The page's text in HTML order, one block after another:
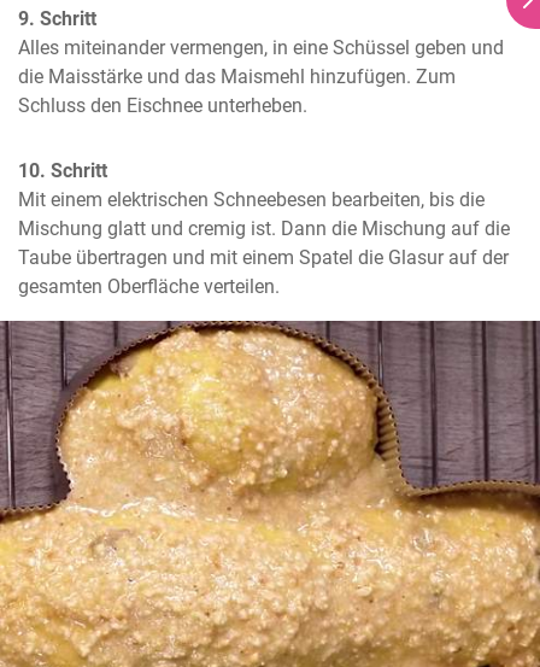
9. Schritt
Alles miteinander vermengen, in eine Schüssel geben und
die Maisstärke und das Maismehl hinzufügen. Zum
Schluss den Eischnee unterheben.
10. Schritt
Mit einem elektrischen Schneebesen bearbeiten, bis die
Mischung glatt und cremig ist. Dann die Mischung auf die
Taube übertragen und mit einem Spatel die Glasur auf der
gesamten Oberfläche verteilen.